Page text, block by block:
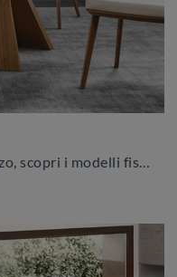
Se vuoi tavoli moderni da pranzo, scopri i modelli fissi di Calligaris: clicca e scopri il modello Susan in ceramica.